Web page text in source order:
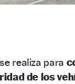
realiza para
de los